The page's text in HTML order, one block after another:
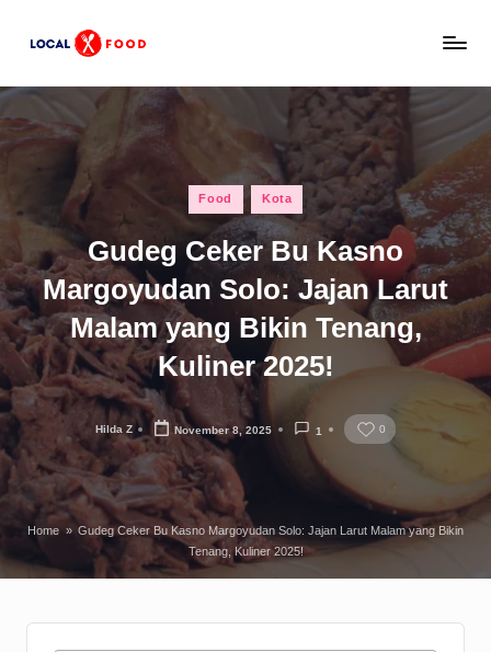
content
o
l
x
F
o
o
d
makan,
wisata
keluarga
Indonesia.
Posted
in
Food Kota
Gudeg Ceker Bu Kasno
Margoyudan Solo: Jajan Larut
Malam yang Bikin Tenang,
Kuliner 2025!
Posted
Hilda Z November 8, 2025 1 0
Home » Gudeg Ceker Bu Kasno Margoyudan Solo: Jajan Larut Malam yang Bikin
Tenang, Kuliner 2025!